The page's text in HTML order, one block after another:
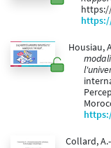
Housiau,
Collard,